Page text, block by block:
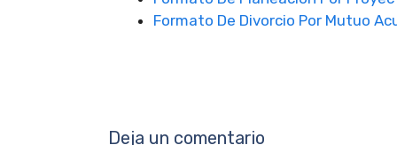
Formato De Divorcio Por Mutuo
Deja un comentario